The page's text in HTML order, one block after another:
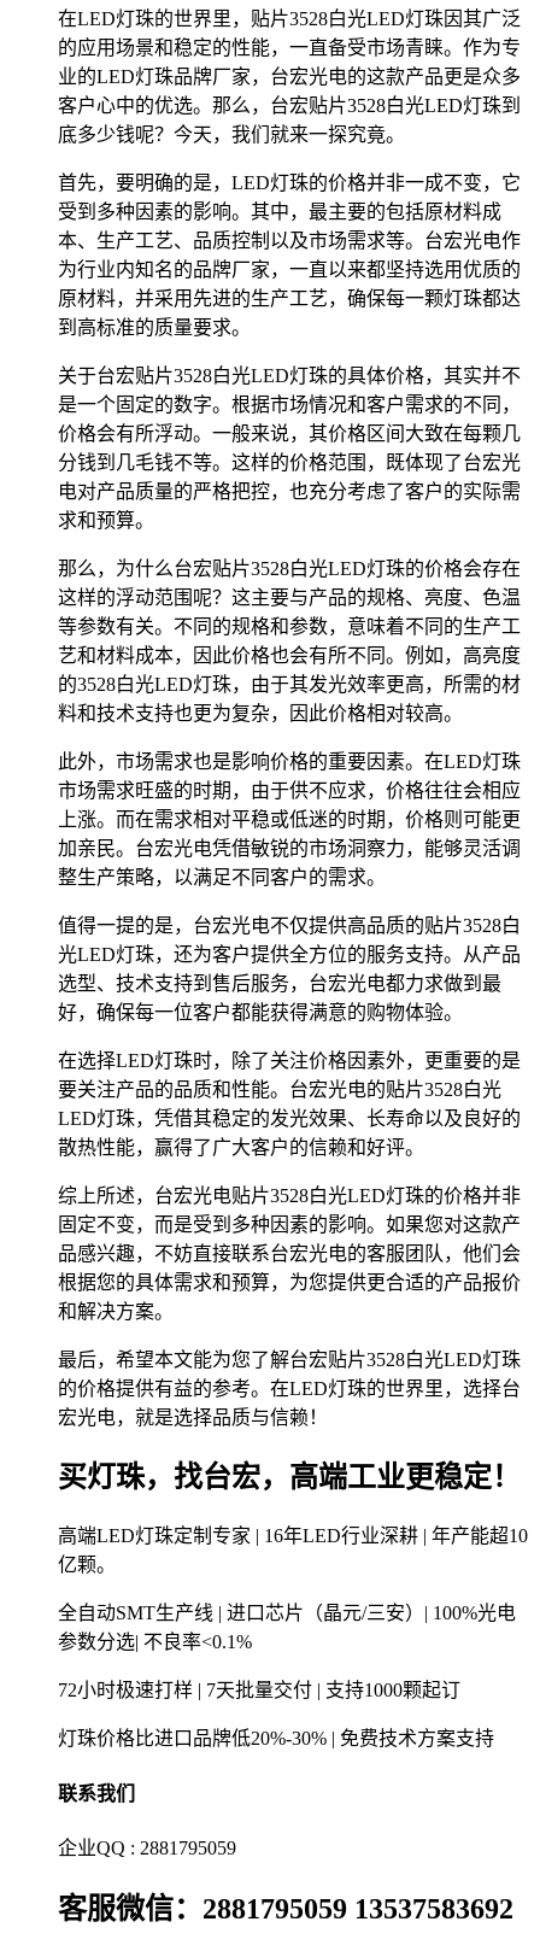
在LED灯珠的世界里，贴片3528白光LED灯珠因其广泛
的应用场景和稳定的性能，一直备受市场青睐。作为专
业的LED灯珠品牌厂家，台宏光电的这款产品更是众多
客户心中的优选。那么，台宏贴片3528白光LED灯珠到
底多少钱呢？今天，我们就来一探究竟。
首先，要明确的是，LED灯珠的价格并非一成不变，它
受到多种因素的影响。其中，最主要的包括原材料成
本、生产工艺、品质控制以及市场需求等。台宏光电作
为行业内知名的品牌厂家，一直以来都坚持选用优质的
原材料，并采用先进的生产工艺，确保每一颗灯珠都达
到高标准的质量要求。
关于台宏贴片3528白光LED灯珠的具体价格，其实并不
是一个固定的数字。根据市场情况和客户需求的不同，
价格会有所浮动。一般来说，其价格区间大致在每颗几
分钱到几毛钱不等。这样的价格范围，既体现了台宏光
电对产品质量的严格把控，也充分考虑了客户的实际需
求和预算。
那么，为什么台宏贴片3528白光LED灯珠的价格会存在
这样的浮动范围呢？这主要与产品的规格、亮度、色温
等参数有关。不同的规格和参数，意味着不同的生产工
艺和材料成本，因此价格也会有所不同。例如，高亮度
的3528白光LED灯珠，由于其发光效率更高，所需的材
料和技术支持也更为复杂，因此价格相对较高。
此外，市场需求也是影响价格的重要因素。在LED灯珠
市场需求旺盛的时期，由于供不应求，价格往往会相应
上涨。而在需求相对平稳或低迷的时期，价格则可能更
加亲民。台宏光电凭借敏锐的市场洞察力，能够灵活调
整生产策略，以满足不同客户的需求。
值得一提的是，台宏光电不仅提供高品质的贴片3528白
光LED灯珠，还为客户提供全方位的服务支持。从产品
选型、技术支持到售后服务，台宏光电都力求做到最
好，确保每一位客户都能获得满意的购物体验。
在选择LED灯珠时，除了关注价格因素外，更重要的是
要关注产品的品质和性能。台宏光电的贴片3528白光
LED灯珠，凭借其稳定的发光效果、长寿命以及良好的
散热性能，赢得了广大客户的信赖和好评。
综上所述，台宏光电贴片3528白光LED灯珠的价格并非
固定不变，而是受到多种因素的影响。如果您对这款产
品感兴趣，不妨直接联系台宏光电的客服团队，他们会
根据您的具体需求和预算，为您提供更合适的产品报价
和解决方案。
最后，希望本文能为您了解台宏贴片3528白光LED灯珠
的价格提供有益的参考。在LED灯珠的世界里，选择台
宏光电，就是选择品质与信赖！
买灯珠，找台宏，高端工业更稳定！
高端LED灯珠定制专家 | 16年LED行业深耕 | 年产能超10
亿颗。
全自动SMT生产线 | 进口芯片（晶元/三安）| 100%光电
参数分选| 不良率<0.1%
72小时极速打样 | 7天批量交付 | 支持1000颗起订
灯珠价格比进口品牌低20%-30% | 免费技术方案支持
联系我们
企业QQ : 2881795059
客服微信：2881795059 13537583692